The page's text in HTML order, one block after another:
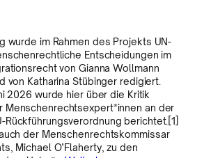
wurde im Rahmen des Projekts UN-
Entscheidungen im
von Gianna Wollmann
von Katharina Stübinger redigiert.
2026 wurde hier über die Kritik
Menschenrechtsexpert*innen an der
Rückführungsverordnung berichtet.[1]
der Menschenrechtskommissar
Michael O’Flaherty, zu den